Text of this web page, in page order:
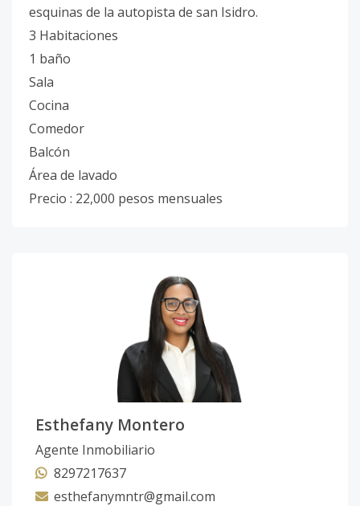
esquinas de la autopista de san Isidro.
3 Habitaciones
1 baño
Sala
Cocina
Comedor
Balcón
Área de lavado
Precio : 22,000 pesos mensuales
Esthefany Montero
Agente Inmobiliario
8297217637
esthefanymntr@gmail.com